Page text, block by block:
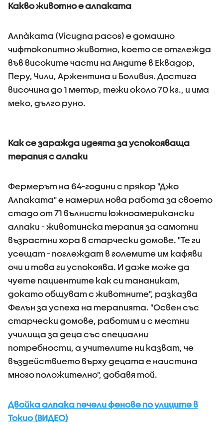
Какво животно е алпаката
Алпа̀ката (Vicugna pacos) е домашно
чифтокопитно животно, което се отглежда
във високите части на Андите в Еквадор,
Перу, Чили, Аржентина и Боливия. Достига
височина до 1 метър, тежи около 70 кг., и има
меко, дълго руно.
Как се заражда идеята за успокояваща
терапия с алпаки
Фермерът на 64-години с прякор "Джо
Алпаката" е намерил нова работа за своето
стадо от 71 вълнисти южноамерикански
алпаки - животинска терапия за самотни
възрастни хора в старчески домове. "Те ги
усещат - поглеждат в големите им кафяви
очи и това ги успокоява. И даже може да
чуете пациентите как си тананикат,
докато общуват с животните", разказва
Фелън за успеха на терапията. "Освен със
старчески домове, работим и с местни
училища за деца със специални
потребности, а учителите ни казват, че
въздействието върху децата е наистина
много положително", добавя той.
Двойка алпака печели фенове по улиците в
Токио (ВИДЕО)